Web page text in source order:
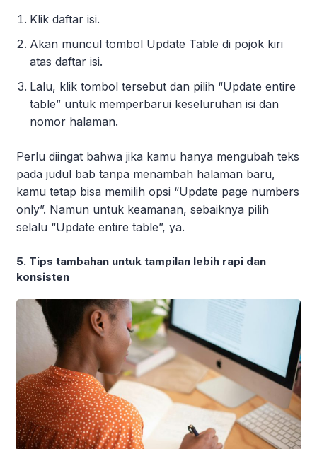
Klik daftar isi.
Akan muncul tombol Update Table di pojok kiri
atas daftar isi.
Lalu, klik tombol tersebut dan pilih “Update entire
table” untuk memperbarui keseluruhan isi dan
nomor halaman.
Perlu diingat bahwa jika kamu hanya mengubah teks
pada judul bab tanpa menambah halaman baru,
kamu tetap bisa memilih opsi “Update page numbers
only”. Namun untuk keamanan, sebaiknya pilih
selalu “Update entire table”, ya.
5. Tips tambahan untuk tampilan lebih rapi dan
konsisten